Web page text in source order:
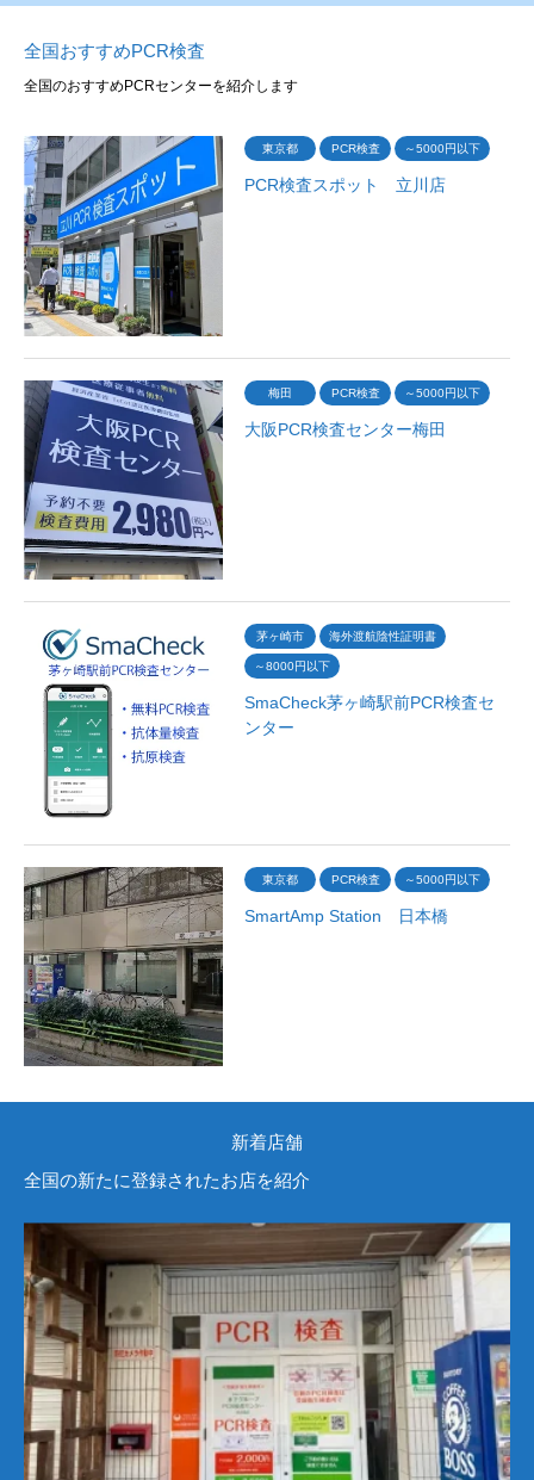
全国おすすめPCR検査
全国のおすすめPCRセンターを紹介します
東京都 PCR検査 ～5000円以下
PCR検査スポット 立川店
梅田 PCR検査 ～5000円以下
大阪PCR検査センター梅田
茅ヶ崎市 海外渡航陰性証明書
～8000円以下
SmaCheck茅ヶ崎駅前PCR検査セ
ンター
東京都 PCR検査 ～5000円以下
SmartAmp Station 日本橋
新着店舗
全国の新たに登録されたお店を紹介